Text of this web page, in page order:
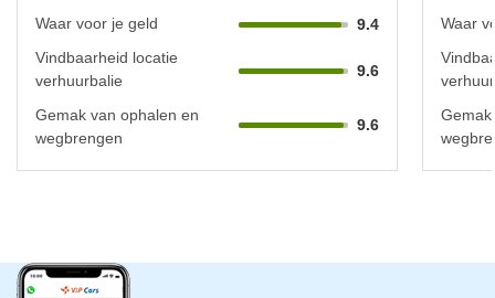
Waar voor je geld
9.4
Vindbaarheid locatie
verhuurbalie
9.6
Gemak van ophalen en
wegbrengen
9.6
Waar